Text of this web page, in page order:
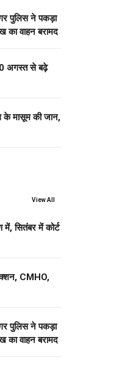
पुलिस ने पकड़ा
का वाहन बरामद
अगस्त से बढ़े
के मासूम की जान,
View All
सितंबर में कोर्ट
CMHO,
पुलिस ने पकड़ा
का वाहन बरामद